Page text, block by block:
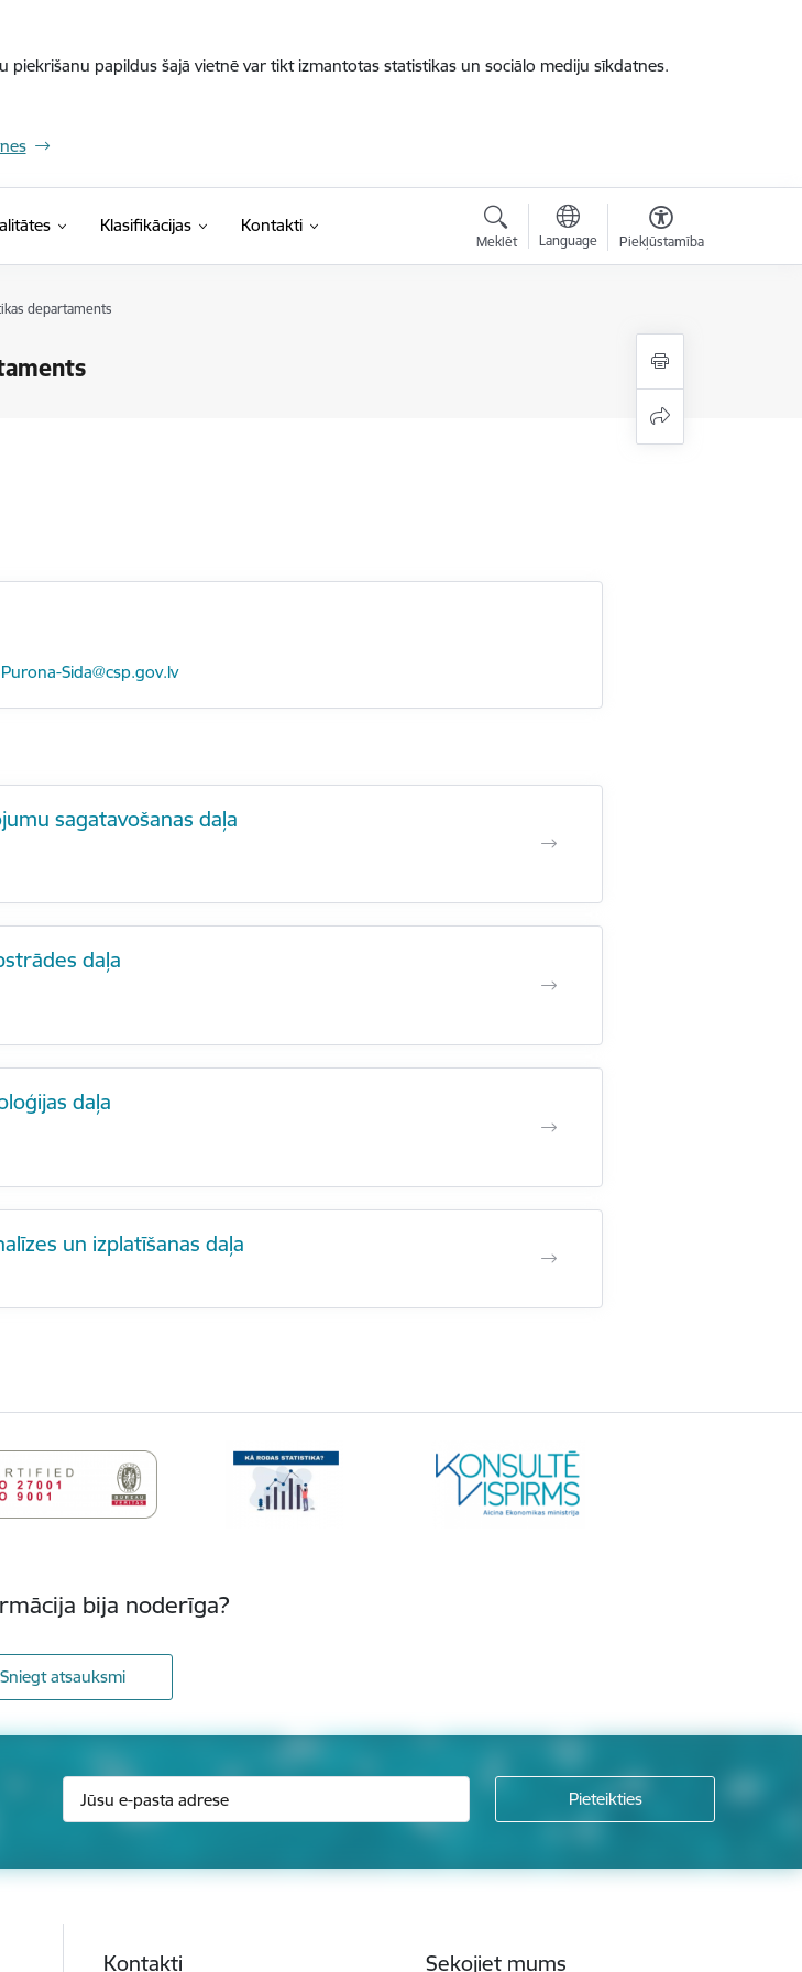
papildus šajā vietnē var tikt izmantotas statistikas un sociālo mediju sīkdatnes.
Klasifikācijas(Ārējā saite)
Kontakti
Meklēt Language Piekļūstamība
departaments
Sida@csp.gov.lv
sagatavošanas daļa
daļa
daļa
un izplatīšanas daļa
bija noderīga?
Sniegt atsauksmi
Kontakti Sekojiet mums